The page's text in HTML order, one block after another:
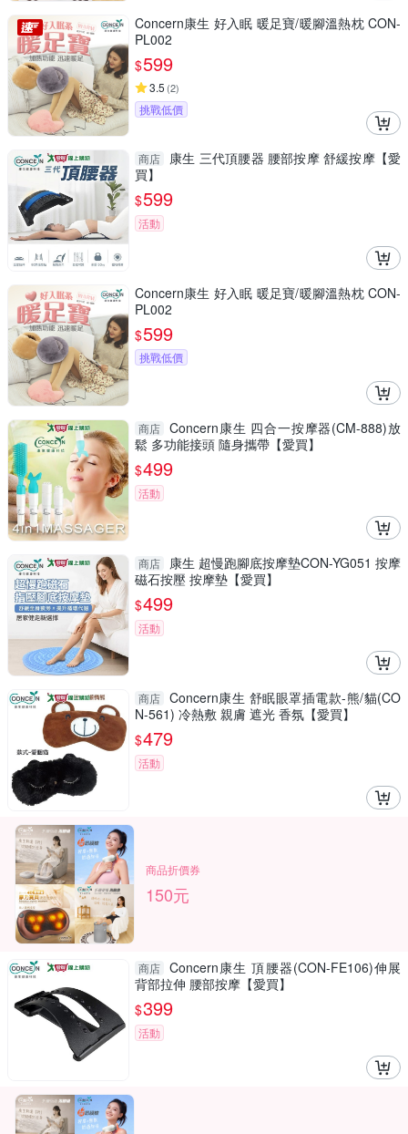
Concern康生 好入眠 暖足寶/暖腳溫熱枕 CON-
PL002
$599
3.5 (2)
挑戰低價
商店
康生 三代頂腰器 腰部按摩 舒緩按摩【愛
買】
$599
活動
Concern康生 好入眠 暖足寶/暖腳溫熱枕 CON-
PL002
$599
挑戰低價
商店 Concern康生 四合一按摩器(CM-888)放
鬆 多功能接頭 隨身攜帶【愛買】
$499
活動
商店
康生 超慢跑腳底按摩墊CON-YG051 按摩
磁石按壓 按摩墊【愛買】
$499
活動
商店 Concern康生 舒眠眼罩插電款-熊/貓(CO
N-561) 冷熱敷 親膚 遮光 香氛【愛買】
$479
活動
商品折價券
150元
商店 Concern康生 頂腰器(CON-FE106)伸展
背部拉伸 腰部按摩【愛買】
$399
活動